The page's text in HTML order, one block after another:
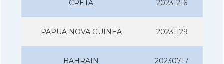
CRETA 20231216
PAPUA NOVA GUINEA 20231129
BAHRAIN 20230717